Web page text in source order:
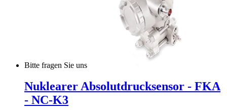
Bitte fragen Sie uns
Nuklearer Absolutdrucksensor - FKA
- NC-K3